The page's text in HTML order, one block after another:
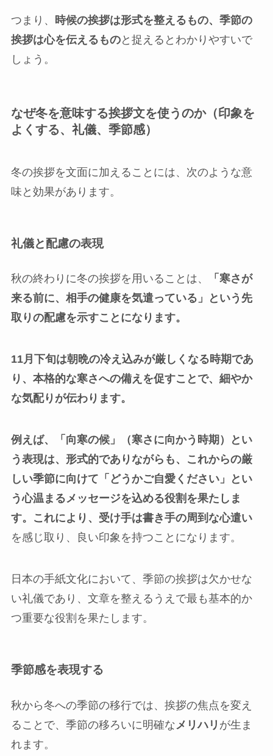
つまり、 時候の挨拶は形式を整えるもの、季節の
挨拶は心を伝えるものと捉えるとわかりやすいで
しょう。
なぜ冬を意味する挨拶文を使うのか（印象を
よくする、礼儀、季節感）
冬の挨拶を文面に加えることには、次のような意
味と効果があります。
礼儀と配慮の表現
秋の終わりに冬の挨拶を用いることは、
「寒さが
来る前に、相手の健康を気遣っている」
という先
取りの配慮を示すことになります。
11月下旬は朝晩の冷え込みが厳しくなる時期であ
り、本格的な寒さへの備えを促すことで、細やか
な気配りが伝わります。
例えば、「向寒の候」（寒さに向かう時期）とい
う表現は、形式的でありながらも、これからの厳
しい季節に向けて「どうかご自愛ください」とい
う心温まるメッセージを込める役割を果たしま
す。これにより、受け手は書き手の周到な心遣い
を感じ取り、良い印象を持つことになります。
日本の手紙文化において、季節の挨拶は欠かせな
い礼儀であり、文章を整えるうえで最も基本的か
つ重要な役割を果たします。
季節感を表現する
秋から冬への季節の移行では、挨拶の焦点を変え
ることで、季節の移ろいに明確な メリハリ が生ま
れます。